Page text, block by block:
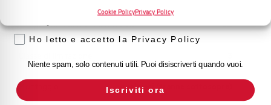
Cookie PolicyPrivacy Policy
Temperatura di riferimento (°C) 30
Montaggio qualsiasi (tranne sottosopra)
Ho letto e accetto la Privacy Policy
Niente spam, solo contenuti utili. Puoi disiscriverti quando vuoi.
Iscriviti ora